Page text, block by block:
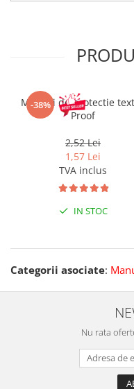
-38%
Manusi de protectie
Proof
2,52 Lei
1,57 Lei
TVA inclus
IN STOC
Categorii asociate:
Nu rata